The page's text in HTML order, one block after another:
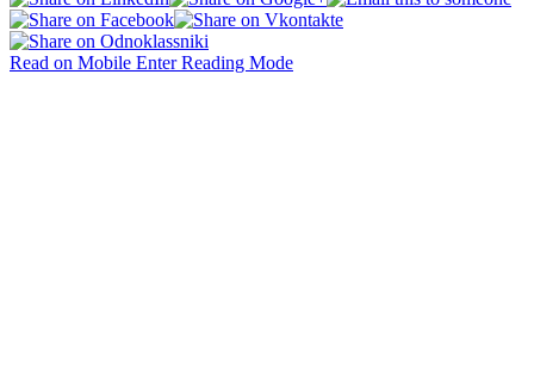
Read on Mobile Enter Reading Mode